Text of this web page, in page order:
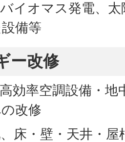
イオマス発電、
備等
ー改修
効率空調設備・
改修
、床・壁・天井・